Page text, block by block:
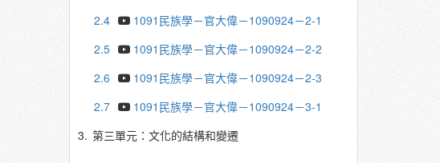
2.4
1091民族學－官大偉－1090924－2-1
2.5
1091民族學－官大偉－1090924－2-2
2.6
1091民族學－官大偉－1090924－2-3
2.7
1091民族學－官大偉－1090924－3-1
3. 第三單元：文化的結構和變遷